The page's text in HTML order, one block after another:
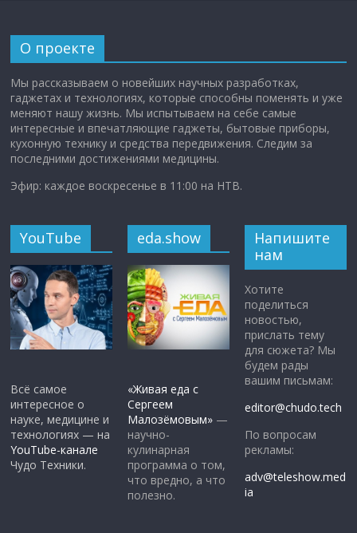
О проекте
Мы рассказываем о новейших научных разработках,
гаджетах и технологиях, которые способны поменять и уже
меняют нашу жизнь. Мы испытываем на себе самые
интересные и впечатляющие гаджеты, бытовые приборы,
кухонную технику и средства передвижения. Следим за
последними достижениями медицины.
Эфир: каждое воскресенье в 11:00 на НТВ.
YouTube
Всё самое
интересное о
науке, медицине и
технологиях — на
YouTube-канале
Чудо Техники.
eda.show
«Живая еда с
Сергеем
Малозёмовым» —
научно-
кулинарная
программа о том,
что вредно, а что
полезно.
Напишите
нам
Хотите
поделиться
новостью,
прислать тему
для сюжета? Мы
будем рады
вашим письмам:
editor@chudo.tech
По вопросам
рекламы:
adv@teleshow.med
ia